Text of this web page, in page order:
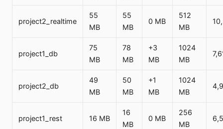
project2_realtime
55
MB
55
MB
0 MB
512
MB
project1_db
75
MB
78
MB
+3
MB
1024
MB
project2_db
49
MB
50
MB
+1
MB
1024
MB
project1_rest 16 MB
16
MB
0 MB
256
MB